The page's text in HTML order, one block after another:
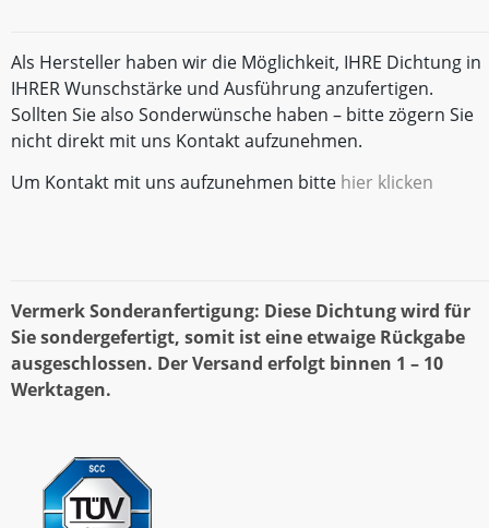
Als Hersteller haben wir die Möglichkeit, IHRE Dichtung in
IHRER Wunschstärke und Ausführung anzufertigen.
Sollten Sie also Sonderwünsche haben – bitte zögern Sie
nicht direkt mit uns Kontakt aufzunehmen.
Um Kontakt mit uns aufzunehmen bitte hier klicken
Vermerk Sonderanfertigung: Diese Dichtung wird für
Sie sondergefertigt, somit ist eine etwaige Rückgabe
ausgeschlossen. Der Versand erfolgt binnen 1 – 10
Werktagen.